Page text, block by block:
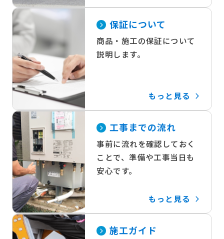
保証について
商品・施工の保証について
説明します。
もっと見る
工事までの流れ
事前に流れを確認しておく
ことで、準備や工事当日も
安心です。
もっと見る
施工ガイド